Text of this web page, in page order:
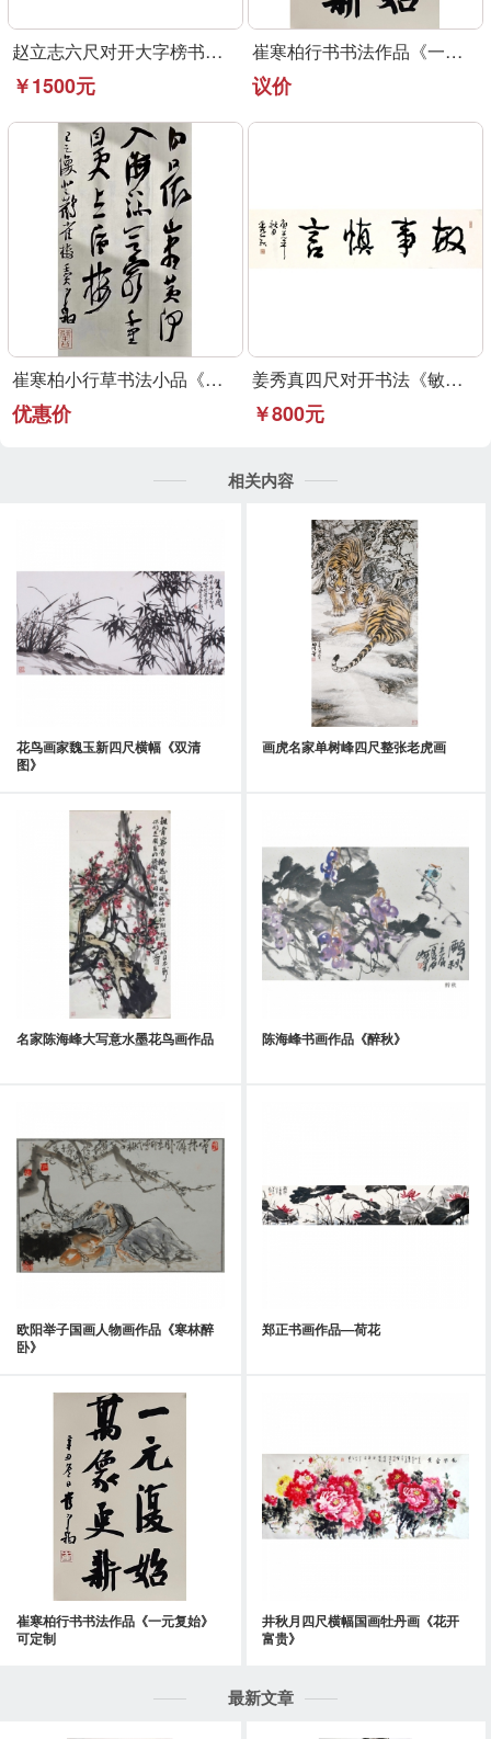
赵立志六尺对开大字榜书作品《永受嘉福》
￥1500元
崔寒柏行书书法作品《一元复始》可定制
议价
崔寒柏小行草书法小品《登鹳雀楼》可定制
优惠价
姜秀真四尺对开书法《敏事慎言》行草书法作品
￥800元
相关内容
花鸟画家魏玉新四尺横幅《双清
图》
画虎名家单树峰四尺整张老虎画
名家陈海峰大写意水墨花鸟画作品 陈海峰书画作品《醉秋》
欧阳举子国画人物画作品《寒林醉
卧》
郑正书画作品—荷花
崔寒柏行书书法作品《一元复始》
可定制
井秋月四尺横幅国画牡丹画《花开
富贵》
最新文章